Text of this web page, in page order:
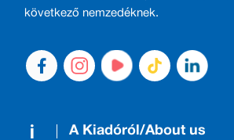
következő nemzedéknek.
A Kiadóról/About us